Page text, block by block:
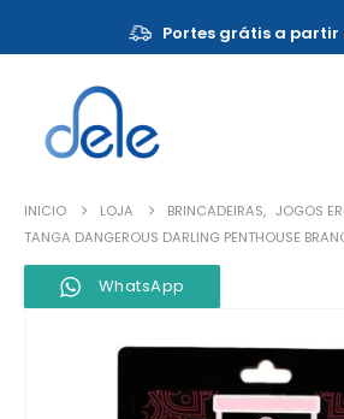
Portes grátis a partir
INICIO LOJA BRINCADEIRAS, JOGOS
TANGA DANGEROUS DARLING PENTHOUSE
WhatsApp